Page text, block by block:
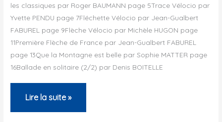
les classiques par Roger BAUMANN page 5Trace Vélocio par
Yvette PENDU page 7Fléchette Vélocio par Jean-Gualbert
FABUREL page 9Flèche Vélocio par Michèle HUGON page
11Première Flèche de France par Jean-Gualbert FABUREL
page 13Que la Montagne est belle par Sophie MATTER page
16Ballade en solitaire (2/2) par Denis BOITELLE
Bulletin
de
Lire la suite »